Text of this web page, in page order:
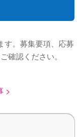
す。募集要項、応募
確認ください。
>